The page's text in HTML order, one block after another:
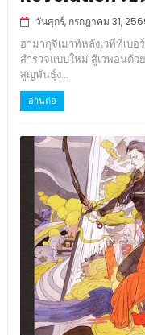
วันศุกร์, กรกฎาคม 31,
ฮามากุจิเมาท์หลังเวทีที่เบ
สำรวจแบบใหม่ สู้เวพอนด้ว
สูญพันธุ์ง...
อ่านต่อ